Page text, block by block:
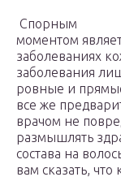
Спорным
моментом
заболеваниях
заболевания
ровные и
все же
врачом не
размышлять
состава на
вам сказать,